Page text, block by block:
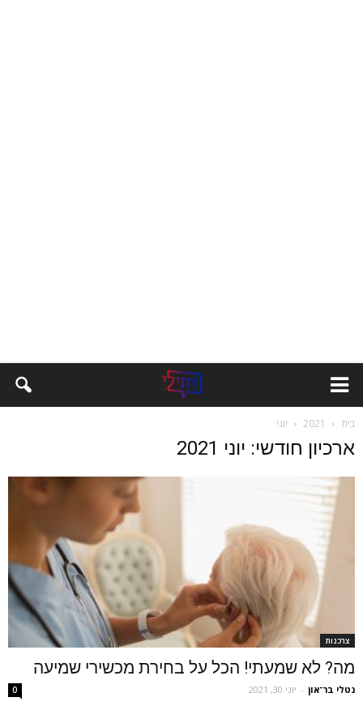
בית 2021 יוני
ארכיון חודשי: יוני 2021
צרכנות
מה? לא שמעתי! הכל על בחירת מכשירי שמיעה
נטלי בר־און - יוני 30, 2021 0